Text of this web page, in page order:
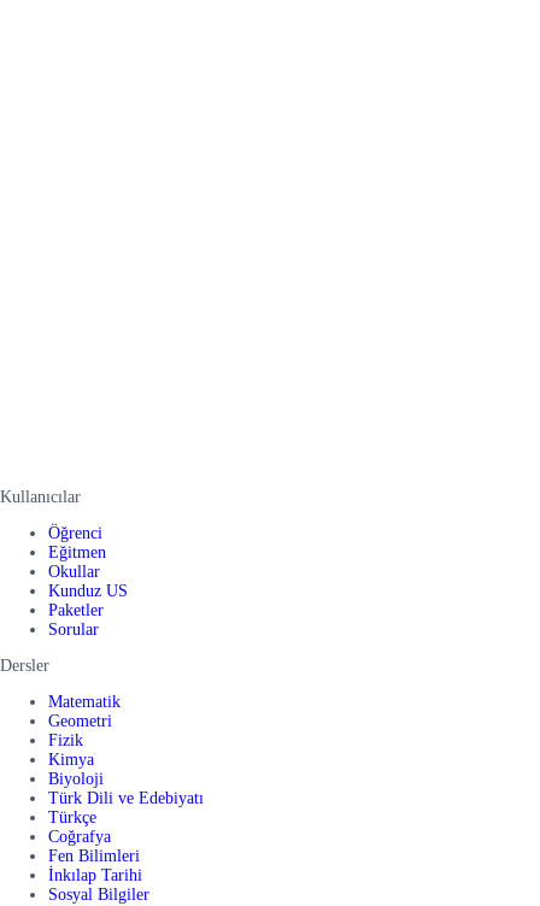
Kullanıcılar
Öğrenci
Eğitmen
Okullar
Kunduz US
Paketler
Sorular
Dersler
Matematik
Geometri
Fizik
Kimya
Biyoloji
Türk Dili ve Edebiyatı
Türkçe
Coğrafya
Fen Bilimleri
İnkılap Tarihi
Sosyal Bilgiler